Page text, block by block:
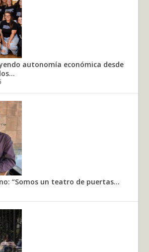
autonomía económica desde
“Somos un teatro de puertas...